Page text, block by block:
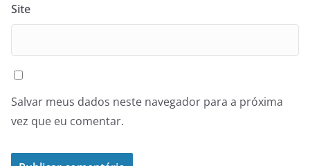
Site
Salvar meus dados neste navegador para a próxima
vez que eu comentar.